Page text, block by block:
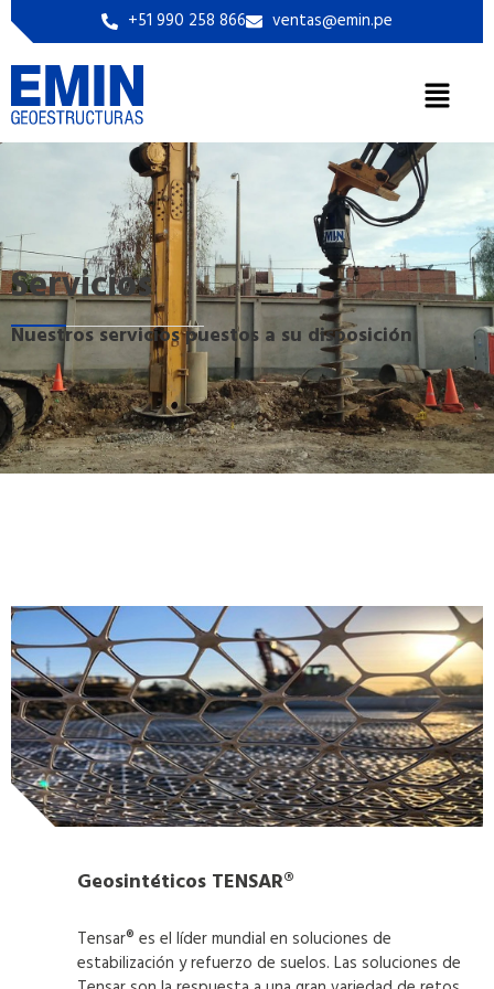
+51 990 258 866 ventas@emin.pe
Servicios
Nuestros servicios puestos a su disposición
Geosintéticos TENSAR®
Tensar® es el líder mundial en soluciones de
estabilización y refuerzo de suelos. Las soluciones de